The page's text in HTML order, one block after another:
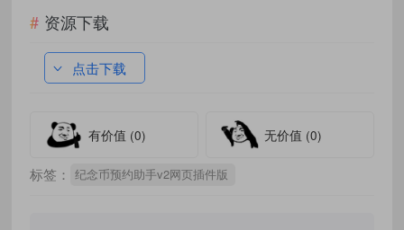
资源下载
点击下载
有价值 (0) 无价值 (0)
标签： 纪念币预约助手v2网页插件版